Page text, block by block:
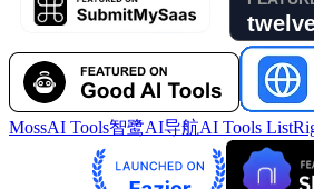
MossAI Tools智鹭AI导航AI Tools List